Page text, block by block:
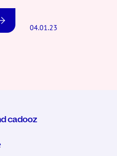
04.01.23
cadooz